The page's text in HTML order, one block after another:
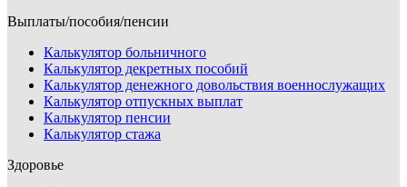
Выплаты/пособия/пенсии
Калькулятор больничного
Калькулятор декретных пособий
Калькулятор денежного довольствия военнослужащих
Калькулятор отпускных выплат
Калькулятор пенсии
Калькулятор стажа
Здоровье